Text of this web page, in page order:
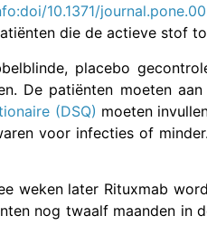
10.1371/
die de actieve stof
placebo
De patiënten moeten
(DSQ) moeten
voor infecties of
weken later Rituxmab
nog twaalf maanden